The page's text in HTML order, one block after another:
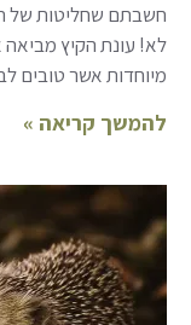
חשבתם שחליטות של
לא! עונת הקיץ מביאה
מיוחדות אשר טובים
להמשך קריאה »